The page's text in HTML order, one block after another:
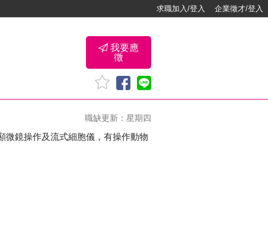
求職加入/登入 企業徵才/登入
我要應
徵
職缺更新：星期四
微鏡操作及流式細胞儀，有操作動物